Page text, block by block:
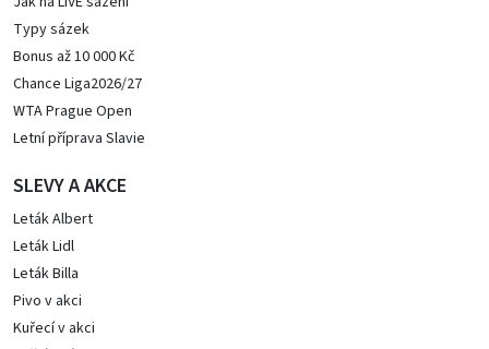
Typy sázek
Bonus až 10 000 Kč
Chance Liga2026/27
WTA Prague Open
Letní příprava Slavie
SLEVY A AKCE
Leták Albert
Leták Lidl
Leták Billa
Pivo v akci
Kuřecí v akci